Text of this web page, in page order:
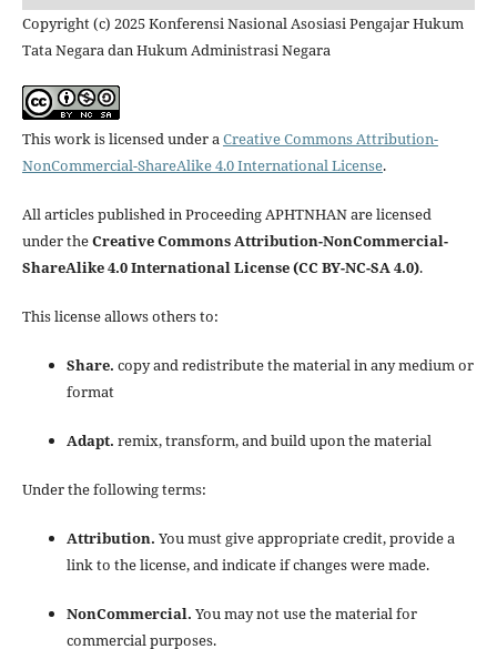
Copyright (c) 2025 Konferensi Nasional Asosiasi Pengajar Hukum
Tata Negara dan Hukum Administrasi Negara
This work is licensed under aCreative Commons Attribution-
NonCommercial-ShareAlike 4.0 International License.
All articles published in Proceeding APHTNHAN are licensed
under theCreative Commons Attribution-NonCommercial-
ShareAlike 4.0 International License (CC BY-NC-SA 4.0).
This license allows others to:
Share. copy and redistribute the material in any medium or
format
Adapt. remix, transform, and build upon the material
Under the following terms:
Attribution. You must give appropriate credit, provide a
link to the license, and indicate if changes were made.
NonCommercial. You may not use the material for
commercial purposes.